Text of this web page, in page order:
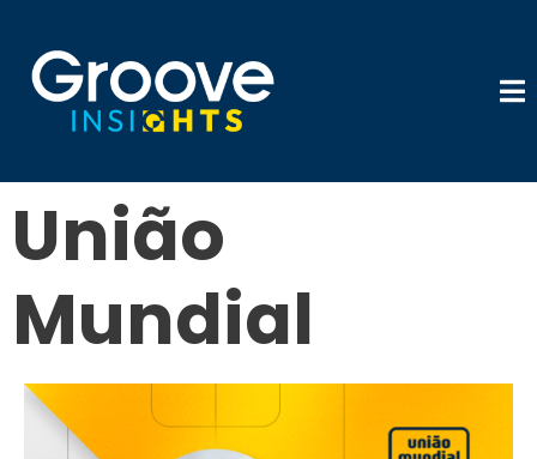
União
Mundial